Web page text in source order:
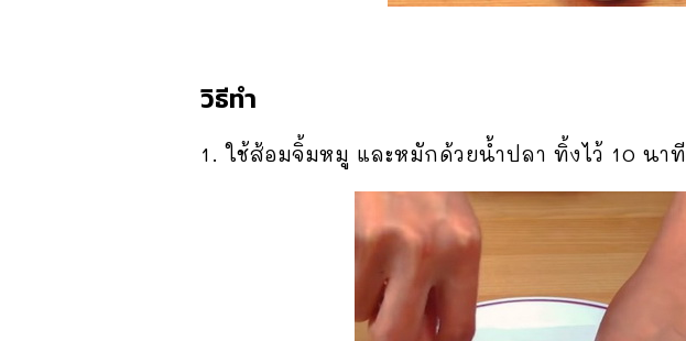
วิธีทำ
1. ใช้ส้อมจิ้มหมู และหมักด้วยน้ำปลา ทิ้งไว้ 10 นาที